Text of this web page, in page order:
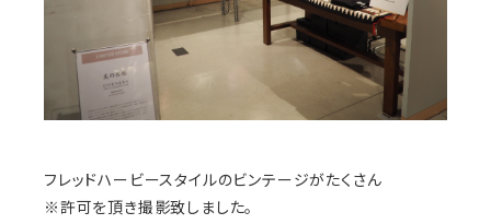
フレッドハービースタイルのビンテージがたくさん
※許可を頂き撮影致しました。